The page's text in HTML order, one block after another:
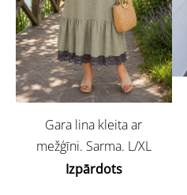
Gara lina kleita ar
mežģīni. Sarma. L/XL
Izpārdots